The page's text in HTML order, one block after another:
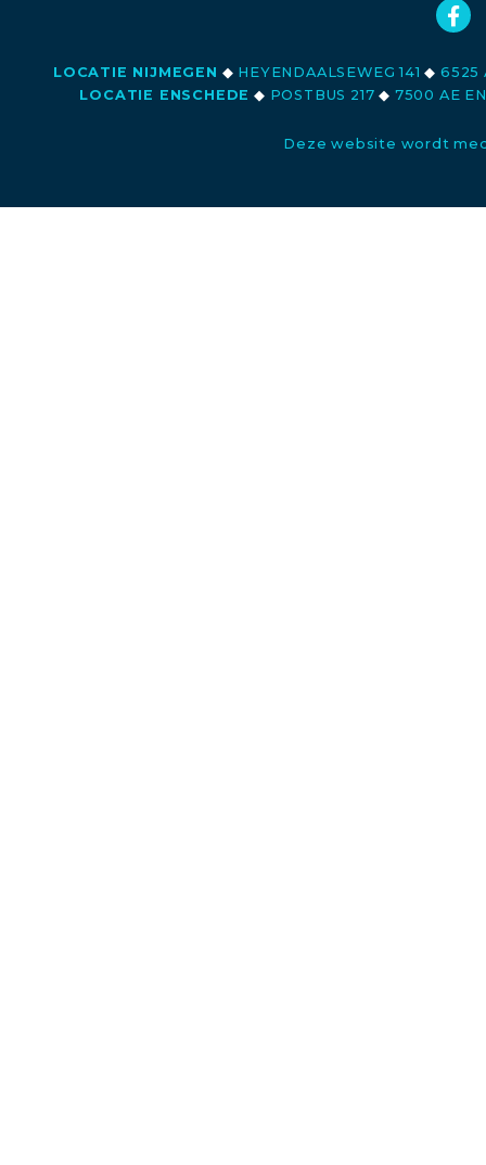
LOCATIE NIJMEGEN ◆ HEYENDAALSEWEG 141◆ 6525
LOCATIE ENSCHEDE ◆ POSTBUS 217◆ 7500 AE
Deze website wordt